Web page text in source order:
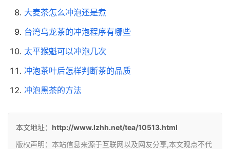
大麦茶怎么冲泡还是煮
台湾乌龙茶的冲泡程序有哪些
太平猴魁可以冲泡几次
冲泡茶叶后怎样判断茶的品质
冲泡黑茶的方法
本文地址： http://www.lzhh.net/tea/10513.html
版权声明：本站信息来源于互联网以及网友分享,本文观点不代